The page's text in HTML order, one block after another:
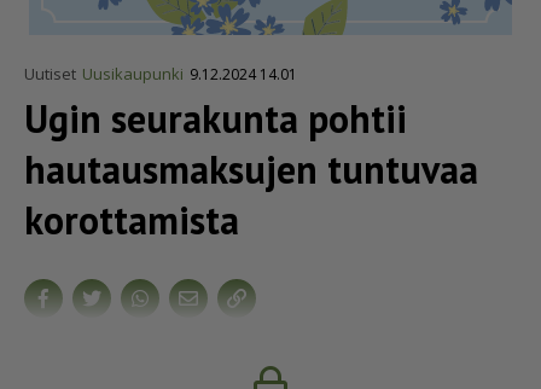
Uutiset Uusikaupunki 9.12.2024 14.01
Ugin seurakunta pohtii
hautaus­mak­sujen tuntuvaa
korottamista